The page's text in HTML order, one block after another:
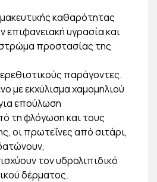
καθαρότητας
υγρασία και
προστασίας της
παράγοντες.
με εκχύλισμα χαμομηλιού
επούλωση
τη φλόγωση και τους
οι πρωτεΐνες από σιτάρι,
τον υδρολιπιδικό
δέρματος.